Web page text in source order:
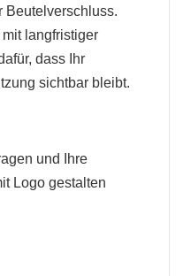
Beutelverschluss.
langfristiger
dass Ihr
sichtbar bleibt.
und Ihre
Logo gestalten